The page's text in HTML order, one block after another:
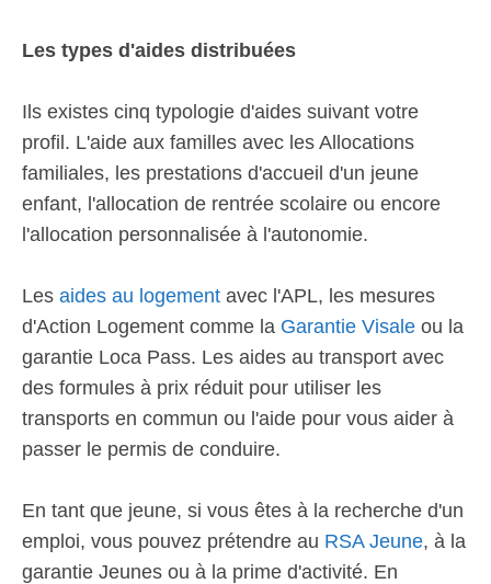
Les types d'aides distribuées
Ils existes cinq typologie d'aides suivant votre
profil. L'aide aux familles avec les Allocations
familiales, les prestations d'accueil d'un jeune
enfant, l'allocation de rentrée scolaire ou encore
l'allocation personnalisée à l'autonomie.
Les aides au logement avec l'APL, les mesures
d'Action Logement comme la Garantie Visale ou la
garantie Loca Pass. Les aides au transport avec
des formules à prix réduit pour utiliser les
transports en commun ou l'aide pour vous aider à
passer le permis de conduire.
En tant que jeune, si vous êtes à la recherche d'un
emploi, vous pouvez prétendre au RSA Jeune, à la
garantie Jeunes ou à la prime d'activité. En